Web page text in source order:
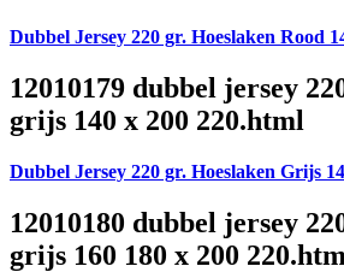
Dubbel Jersey 220 gr. Hoeslaken Rood
12010179 dubbel jersey
grijs 140 x 200 220.html
Dubbel Jersey 220 gr. Hoeslaken Grijs
12010180 dubbel jersey
grijs 160 180 x 200